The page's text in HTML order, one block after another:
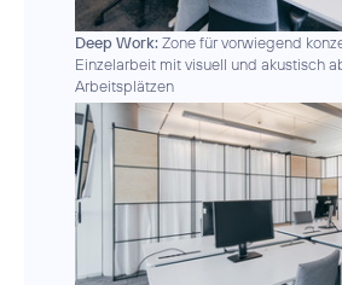
Deep Work: Zone für vorwiegend
Einzelarbeit mit visuell und akustisch
Arbeitsplätzen